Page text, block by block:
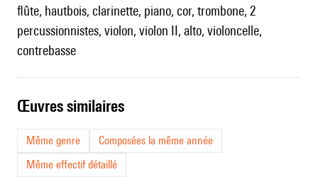
flûte, hautbois, clarinette, piano, cor, trombone, 2
percussionnistes, violon, violon II, alto, violoncelle,
contrebasse
œuvres similaires
Même genre
Composées la même année
Même effectif détaillé